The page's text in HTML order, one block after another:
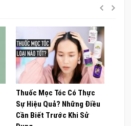
Thuốc Mọc Tóc Có Thực
Sự Hiệu Quả? Những Điều
Cần Biết Trước Khi Sử